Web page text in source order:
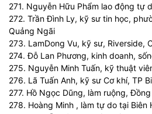
271. Nguyễn Hữu Phẩm lao động tự
272. Trần Đình Ly, kỹ sư tin học,
Quảng Ngãi
273. LamDong Vu, kỹ sư, Riverside,
274. Đỗ Lan Phương, kinh doanh,
275. Nguyễn Minh Tuấn, kỹ thuật
276. Lã Tuấn Anh, kỹ sư Cơ khí, TP
277. Hồ Ngọc Dũng, làm ruộng,
278. Hoàng Minh , làm tự do tại Biên